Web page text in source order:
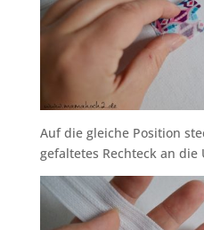
Auf die gleiche Position
gefaltetes Rechteck an die